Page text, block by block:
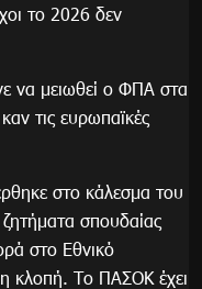
το 2026 δεν
να μειωθεί ο ΦΠΑ στα
τις ευρωπαϊκές
στο κάλεσμα του
σπουδαίας
στο Εθνικό
κλοπή. Το ΠΑΣΟΚ έχει